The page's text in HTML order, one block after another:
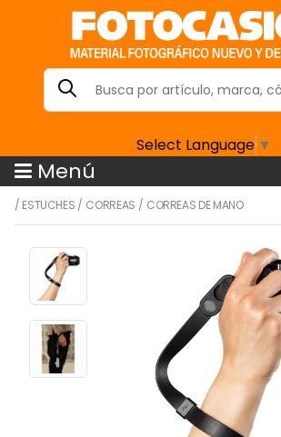
Select Language ▼
Menú
/ ESTUCHES / CORREAS / CORREAS DE MANO